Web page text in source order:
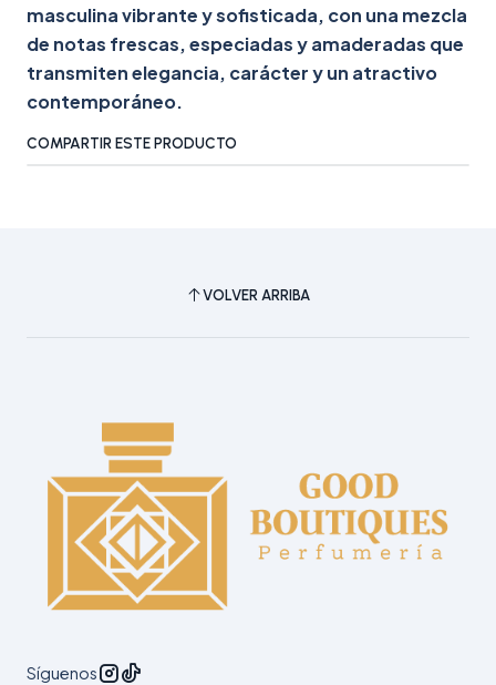
masculina vibrante y sofisticada, con una mezcla
de notas frescas, especiadas y amaderadas que
transmiten elegancia, carácter y un atractivo
contemporáneo.
COMPARTIR ESTE PRODUCTO
VOLVER ARRIBA
Síguenos